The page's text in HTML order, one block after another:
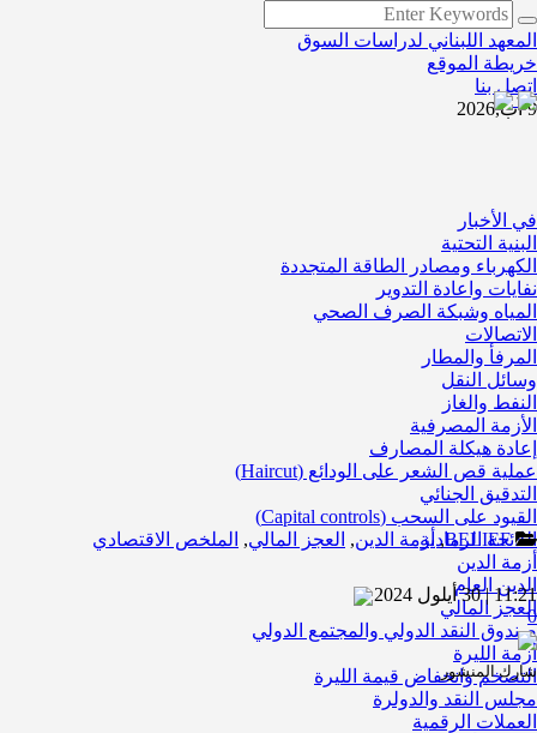
المعهد اللبناني لدراسات السوق
خريطة الموقع
اتصل بنا
9 آب,2026
في الأخبار
البنية التحتية
الكهرباء ومصادر الطاقة المتجددة
نفايات واعادة التدوير
المياه وشبكة الصرف الصحي
الاتصالات
المرفأ والمطار
وسائل النقل
النفط والغاز
الأزمة المصرفية
إعادة هيكلة المصارف
عملية قص الشعر على الودائع (Haircut)
التدقيق الجنائي
القيود على السحب (Capital controls)
اللائحة الرمادية
أزمة الدين
الدين العام
العجز المالي
صندوق النقد الدولي والمجتمع الدولي
أزمة الليرة
التضخم وانخفاض قيمة الليرة
مجلس النقد والدولرة
العملات الرقمية
BELIEF
,أزمة الدين, العجز المالي, الملخص الاقتصادي
11:21 | 30 أيلول 2024
0
شارك المنشور